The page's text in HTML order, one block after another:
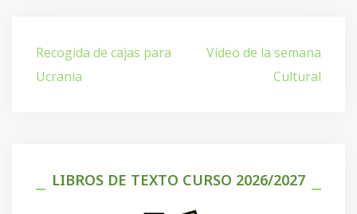
Navegación
de
entradas
Recogida de cajas para
Ucrania
Vídeo de la semana
Cultural
LIBROS DE TEXTO CURSO 2026/2027